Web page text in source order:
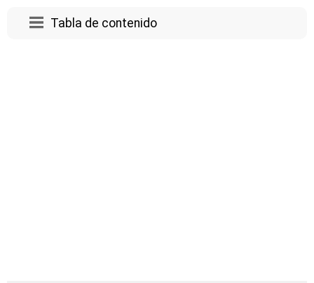
Tabla de contenido